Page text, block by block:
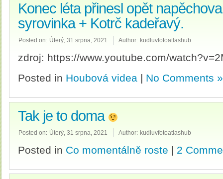
Konec léta přinesl opět
syrovinka + Kotrč kadeřavý.
Posted on: Úterý, 31 srpna, 2021 Author: kudluvfotoatlashub
zdroj: https://www.youtube.com/
Posted in Houbová videa | No Comments »
Tak je to doma
Posted on: Úterý, 31 srpna, 2021 Author: kudluvfotoatlashub
Posted in Co momentálně roste | 2